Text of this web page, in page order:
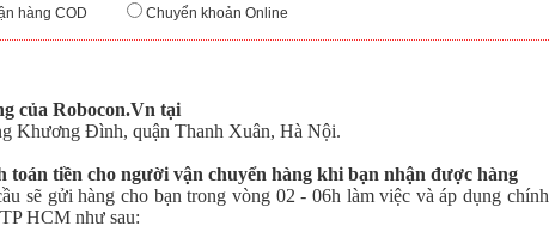
hàng COD Chuyển khoản Online
của Robocon.Vn tại
Khương Đình, quận Thanh Xuân, Hà Nội.
tiền cho người vận chuyển hàng khi bạn nhận được hàng
sẽ gửi hàng cho bạn trong vòng 02 - 06h làm việc và áp dụng chính
HCM như sau: